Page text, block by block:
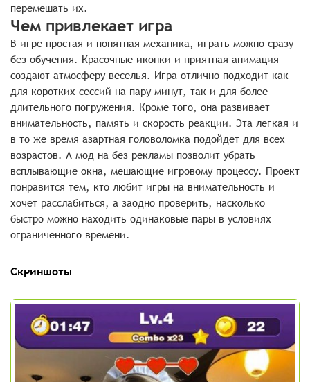
перемешать их.
Чем привлекает игра
В игре простая и понятная механика, играть можно сразу
без обучения. Красочные иконки и приятная анимация
создают атмосферу веселья. Игра отлично подходит как
для коротких сессий на пару минут, так и для более
длительного погружения. Кроме того, она развивает
внимательность, память и скорость реакции. Эта легкая и
в то же время азартная головоломка подойдет для всех
возрастов. А мод на без рекламы позволит убрать
всплывающие окна, мешающие игровому процессу. Проект
понравится тем, кто любит игры на внимательность и
хочет расслабиться, а заодно проверить, насколько
быстро можно находить одинаковые пары в условиях
ограниченного времени.
Скриншоты